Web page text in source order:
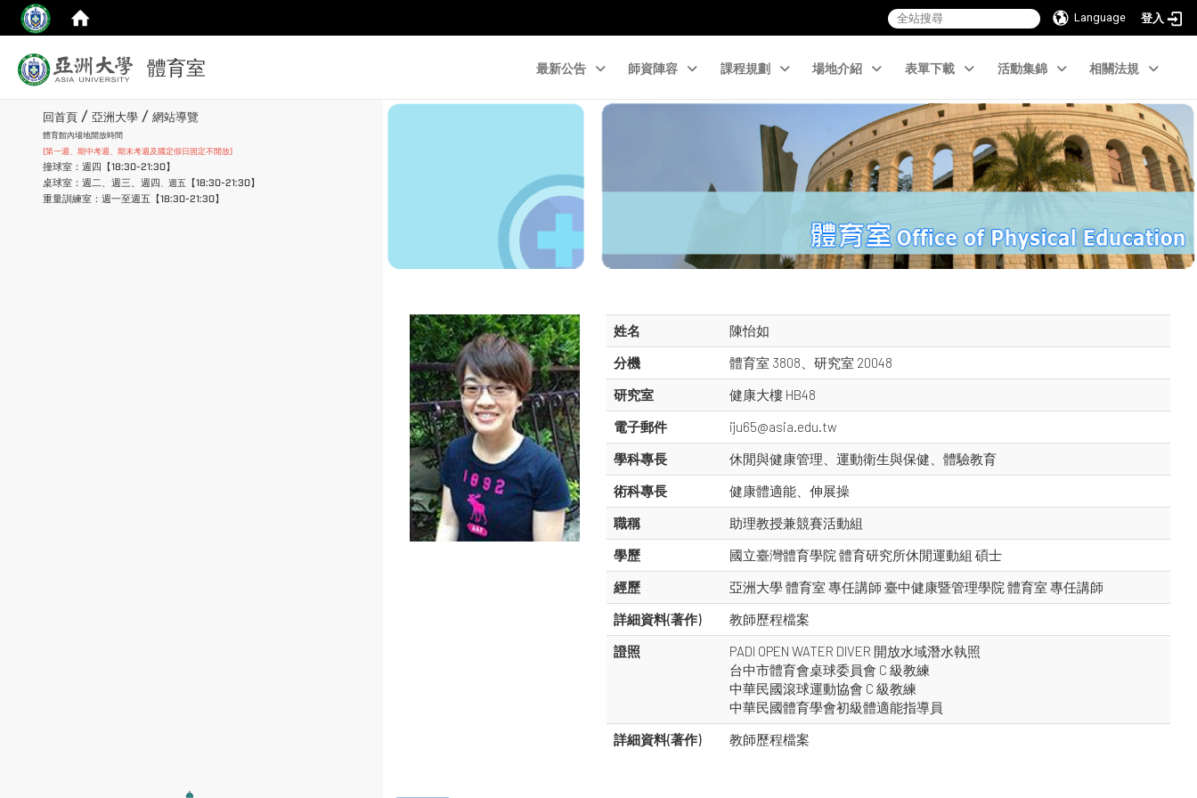
Language 登入
回首頁 / 亞洲大學 / 網站導覽
體育館內場地開放時間
(第一週、期中考週、期末考週及國定假日固定不開放)
撞球室：週四【18:30-21:30】
桌球室：週二、週三、週四、 週五 【18:30-21:30】
重量訓練室：週一至週五【18:30-21:30】
體育室 最新公告 師資陣容 課程規劃 場地介紹 表單下載 活動集錦 相關法規
姓名
陳怡如
分機
體育室 3808、研究室 20048
研究室
健康大樓 HB48
電子郵件
iju65@asia.edu.tw
學科專長
休閒與健康管理、運動衛生與保健、體驗教育
術科專長
健康體適能、伸展操
職稱
助理教授兼競賽活動組
學歷
國立臺灣體育學院 體育研究所休閒運動組 碩士
經歷
亞洲大學 體育室 專任講師 臺中健康暨管理學院 體育室 專任講師
詳細資料(著作)
教師歷程檔案
證照
PADI OPEN WATER DIVER 開放水域潛水執照
台中市體育會桌球委員會 C 級教練
中華民國滾球運動協會 C 級教練
中華民國體育學會初級體適能指導員
詳細資料(著作)
教師歷程檔案